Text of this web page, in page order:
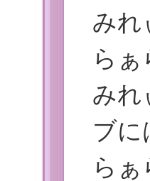
みれ
らぁ
みれ
ブ
らぁ